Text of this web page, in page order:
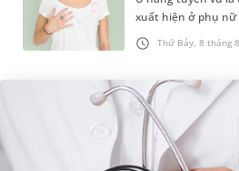
Thứ Bảy, 8 tháng
xuất hiện ở phụ nữ
được chẩn đoán
thường băn khoăn